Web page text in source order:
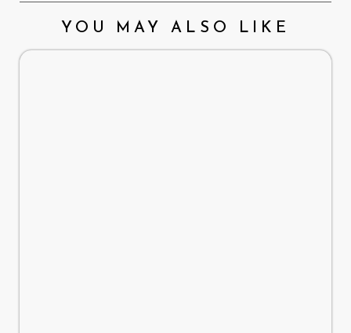
YOU MAY ALSO LIKE